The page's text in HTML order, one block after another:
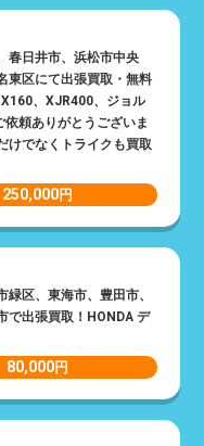
春日井市、浜松市中央
東区にて出張買取・無料
、XJR400、ジョル
依頼ありがとうございま
けでなくトライクも買取
250,000円
緑区、東海市、豊田市、
で出張買取！HONDA デ
80,000円